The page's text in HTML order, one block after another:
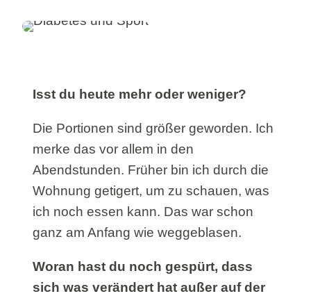
Isst du heute mehr oder weniger?
Die Portionen sind größer geworden. Ich
merke das vor allem in den
Abendstunden. Früher bin ich durch die
Wohnung getigert, um zu schauen, was
ich noch essen kann. Das war schon
ganz am Anfang wie weggeblasen.
Woran hast du noch gespürt, dass
sich was verändert hat außer auf der